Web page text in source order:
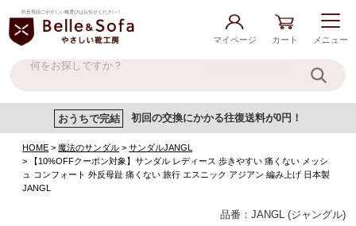
外反母趾にやさしい靴選びはお任せください！
マイページ カート メニュー
おうちで完結 初回の交換にかかる往復送料が0円！
HOME 魔法のサンダル
サンダルJANGL
【10%OFFクーポン対象】サンダル レディース 歩きやすい 痛くない メッシ
ュ コンフォート 外反母趾 痛くない 旅行 エスニック アジアン 編み上げ 日本製
JANGL
品番：JANGL (ジャングル)